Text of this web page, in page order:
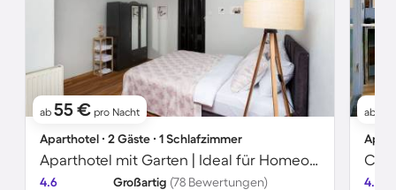
ab 55 € pro Nacht
Aparthotel ∙ 2 Gäste ∙ 1 Schlafzimmer
Aparthotel mit Garten | Ideal für Homeoffice
4.6 Großartig (78 Bewertungen)
ab
4.4